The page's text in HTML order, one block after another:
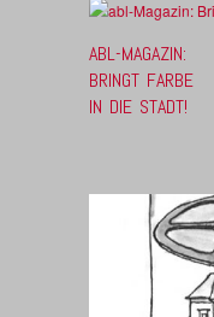
ABL-MAGAZIN:
BRINGT FARBE
IN DIE STADT!